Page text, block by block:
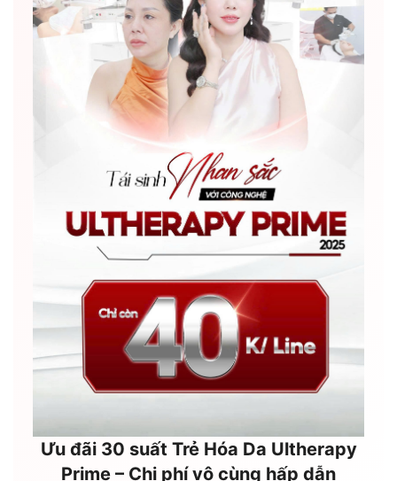
Ưu đãi 30 suất Trẻ Hóa Da Ultherapy
Prime – Chi phí vô cùng hấp dẫn